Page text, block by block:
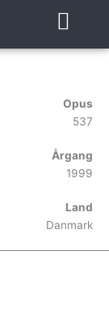
Opus
537
Årgang
1999
Land
Danmark